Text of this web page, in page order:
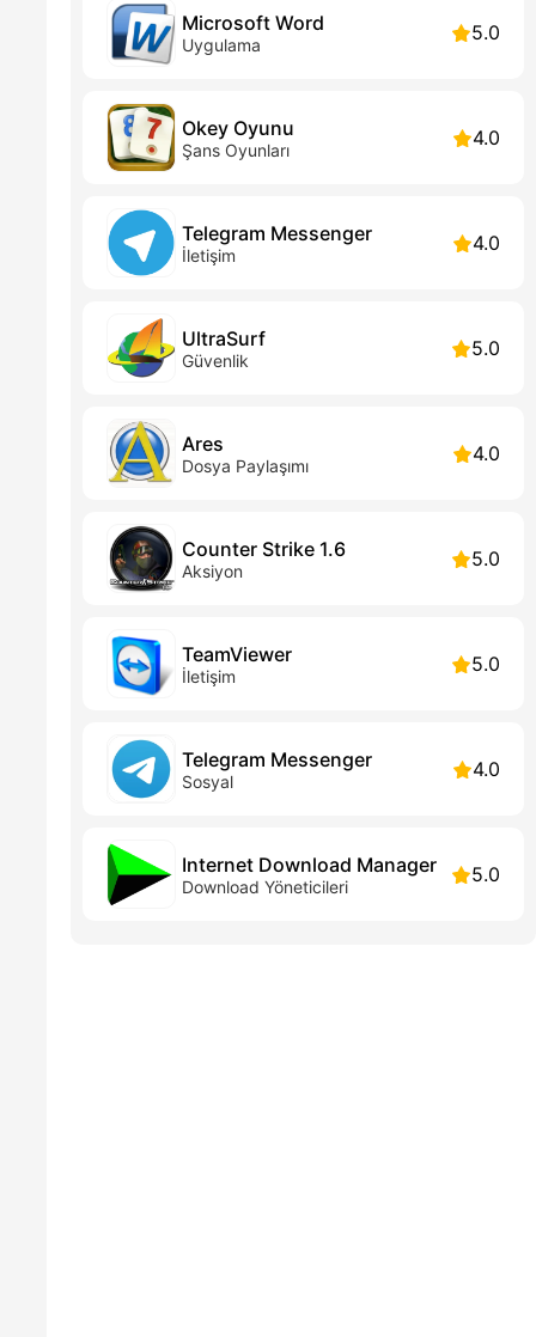
Microsoft Word
Uygulama 5.0
Okey Oyunu
Şans Oyunları 4.0
Telegram Messenger
İletişim 4.0
UltraSurf
Güvenlik 5.0
Ares
Dosya Paylaşımı 4.0
Counter Strike 1.6
Aksiyon 5.0
TeamViewer
İletişim 5.0
Telegram Messenger
Sosyal 4.0
Internet Download Manager
Download Yöneticileri 5.0